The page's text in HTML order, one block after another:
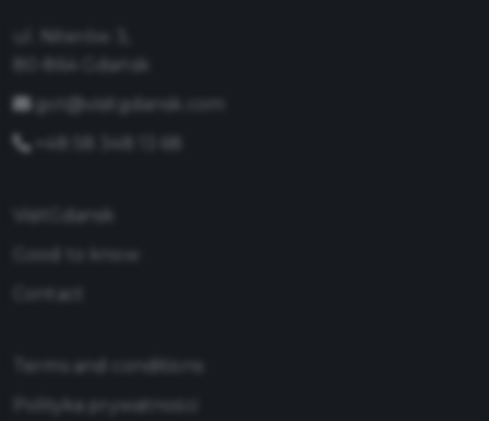
80-864 Gdańsk
got@visitgdansk.com
+48 58 348 13 68
VisitGdansk
Contact
Terms and conditions
Polityka prywatności